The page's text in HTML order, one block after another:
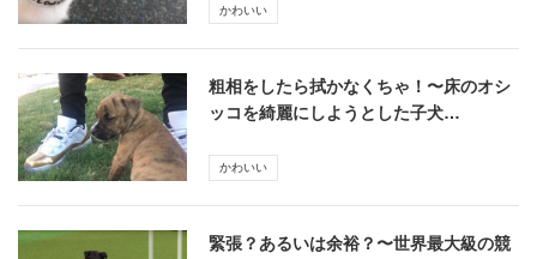
かわいい
粗相をしたら拭かなくちゃ！〜床のオシ
ッコを綺麗にしようとした子犬…
かわいい
緊張？あるいは余裕？〜世界最大級の競